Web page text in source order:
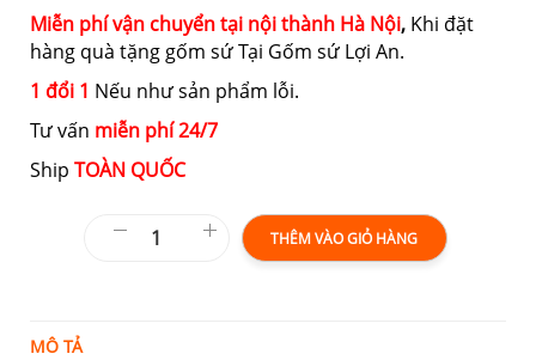
Miễn phí vận chuyển tại nội thành Hà Nội, Khi đặt
hàng quà tặng gốm sứ Tại Gốm sứ Lợi An.
1 đổi 1 Nếu như sản phẩm lỗi.
Tư vấn miễn phí 24/7
Ship TOÀN QUỐC
THÊM VÀO GIỎ HÀNG
MÔ TẢ